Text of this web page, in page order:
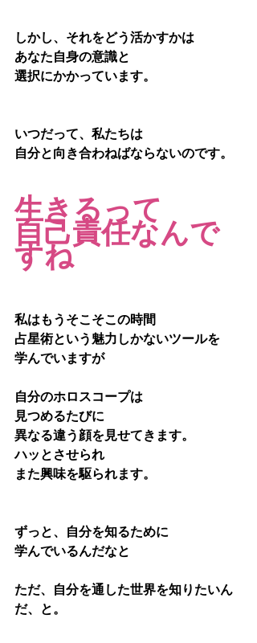
しかし、それをどう活かすかは
あなた自身の意識と
選択にかかっています。
いつだって、私たちは
自分と向き合わねばならないのです。
生きるって
自己責任なんで
すね
私はもうそこそこの時間
占星術という魅力しかないツールを
学んでいますが
自分のホロスコープは
見つめるたびに
異なる違う顔を見せてきます。
ハッとさせられ
また興味を駆られます。
ずっと、自分を知るために
学んでいるんだなと
ただ、自分を通した世界を知りたいん
だ、と。